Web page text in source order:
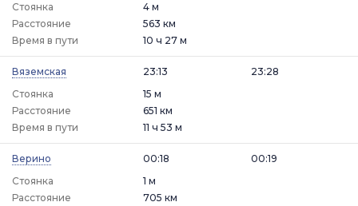
Стоянка
4 м
Расстояние
563 км
Время в пути
10 ч 27 м
Вяземская
23:13
Стоянка
15 м
23:28
Расстояние
651 км
Время в пути
11 ч 53 м
Верино
00:18
Стоянка
1 м
00:19
Расстояние
705 км